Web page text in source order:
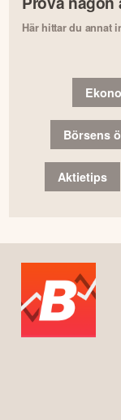
Här hittar du annat
Börsens
Aktietips